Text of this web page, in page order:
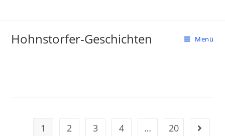
Hohnstorfer-Geschichten Menü
1 2 3 4 … 20 Gehe